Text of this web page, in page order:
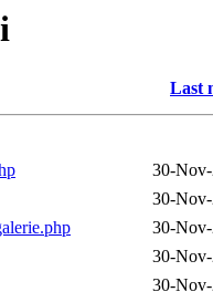
Last
30-
30-
30-
30-
30-